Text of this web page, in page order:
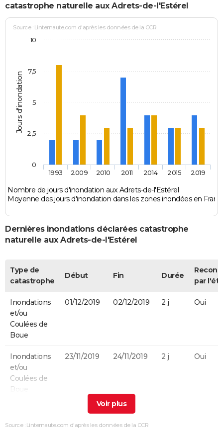
catastrophe naturelle aux Adrets-de-l'Estérel
Jours d'inondation
Source : Linternaute.com d'après les données de la CCR
Nombre de jours d'inondation aux Adrets-de-l'Estérel
Moyenne des jours d'inondation dans les zones inondées en
1993 2009 2010 2011 2014 2015 2019
0
2,5
5
7,5
10
Dernières inondations déclarées catastrophe
naturelle aux Adrets-de-l'Estérel
Type de
catastrophe
Début Fin Durée
par
Inondations
et/ou
Coulées de
Boue
01/12/2019 02/12/2019 2 j Oui
Inondations
et/ou
Coulées de
Boue
23/11/2019 24/11/2019 2 j Oui
et/ou
03/10/2015 03/10/2015
Source : Linternaute.com d'après les données de la CCR